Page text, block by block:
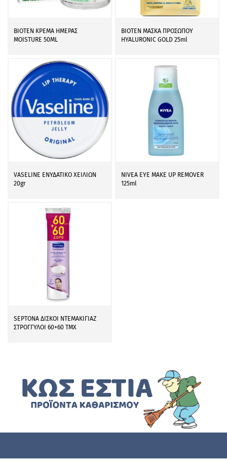
BIOTEN ΚΡΕΜΑ ΗΜΕΡΑΣ
MOISTURE 50ML
BIOTEN ΜΑΣΚΑ ΠΡΟΣΩΠΟΥ
HYALURONIC GOLD 25ml
VASELINE ΕΝΥΔΑΤΙΚΟ ΧΕΙΛΙΩΝ
20gr
NIVEA EYE MAKE UP REMOVER
125ml
SEPTONA ΔΙΣΚΟΙ ΝΤΕΜΑΚΙΓΙΑΖ
ΣΤΡΟΓΓΥΛΟΙ 60+60 ΤΜΧ